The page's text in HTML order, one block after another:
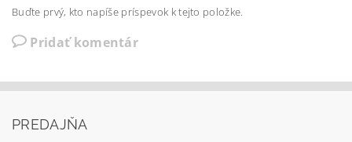
Buďte prvý, kto napíše príspevok k tejto položke.
Pridať komentár
PREDAJŇA